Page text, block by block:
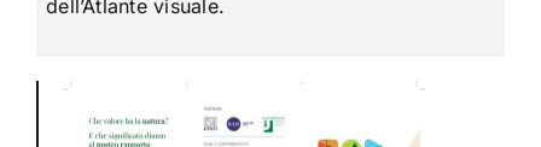
dell’Atlante visuale.